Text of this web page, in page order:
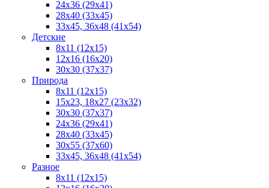
24х36 (29х41)
28х40 (33х45)
33х45, 36х48 (41х54)
Детские
8x11 (12x15)
12x16 (16x20)
30x30 (37x37)
Природа
8x11 (12x15)
15x23, 18х27 (23х32)
30х30 (37х37)
24х36 (29х41)
28x40 (33x45)
30x55 (37x60)
33х45, 36х48 (41х54)
Разное
8х11 (12х15)